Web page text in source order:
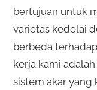
bertujuan untuk
varietas kedelai
berbeda
kerja kami
sistem akar yang